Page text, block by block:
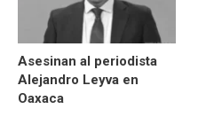
Asesinan al periodista
Alejandro Leyva en
Oaxaca